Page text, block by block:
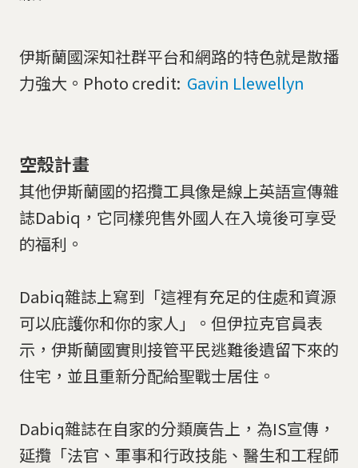
伊斯蘭國深知社群平台和網路的特色就是散播
力強大。Photo credit: Gavin Llewellyn
空殼計畫
其他伊斯蘭國的招攬工具像是線上英語宣傳雜
誌Dabiq，它同樣兜售外國人在入境後可享受
的福利。
Dabiq雜誌上寫到「這裡有充足的住處和資源
可以庇護你和你的家人」。但伊拉克官員表
示，伊斯蘭國實則接管平民逃難後遺留下來的
住宅，並且重新分配給聖戰士居住。
Dabiq雜誌在自家的分類廣告上，為IS宣傳，
延攬「法官、軍事和行政技能、醫生和工程師